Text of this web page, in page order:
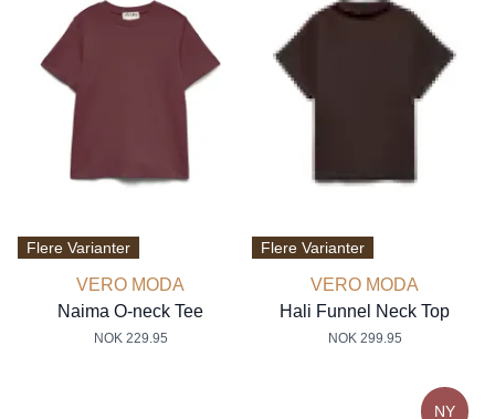
Flere Varianter
VERO MODA
Naima O-neck Tee
NOK 229.95
Flere Varianter
VERO MODA
Hali Funnel Neck Top
NOK 299.95
NY